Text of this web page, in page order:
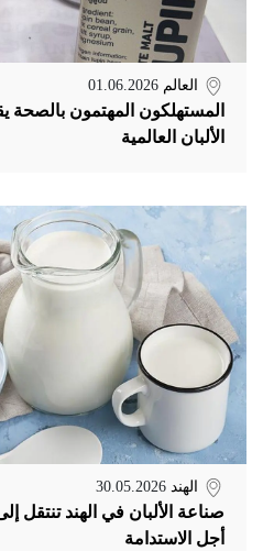
العالم 01.06.2026
المستهلكون المهتمون بالصحة
الألبان العالمية
الهند 30.05.2026
صناعة الألبان في الهند
أجل الاستدامة